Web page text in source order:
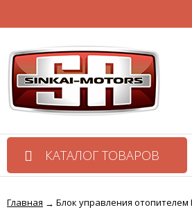
КАТАЛОГ ТОВАРОВ
Главная → Блок управления отопителем